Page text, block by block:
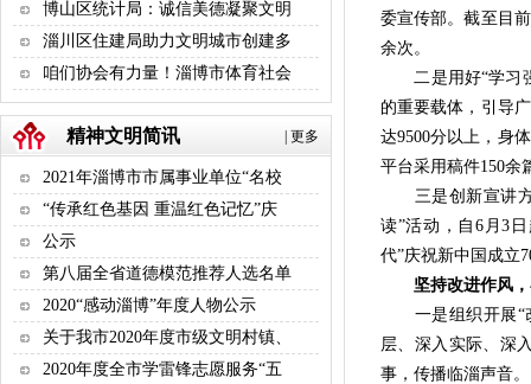
博山区统计局：诚信美德凝聚文明
淄川区住建局助力文明城市创建多
咱们协会有力量！淄博市体育社会
更多
精神文明简讯
2021年淄博市市属事业单位“名校
“传承红色基因 重温红色记忆”庆
公示
第八届全省道德模范推荐人选名单
2020“感动淄博”年度人物公示
关于我市2020年度市级文明村镇、
2020年度全市学雷锋志愿服务“五
委宣传部。截至目
余次。
二是用好“学习强
的重要载体，引导
达9500分以上，身
平台采用稿件150余
三是创新宣讲方
读”活动，自6月3
代”庆祝新中国成立
坚持改进作风，
一是组织开展“改
层、深入实际、深
事，传播临淄声音。